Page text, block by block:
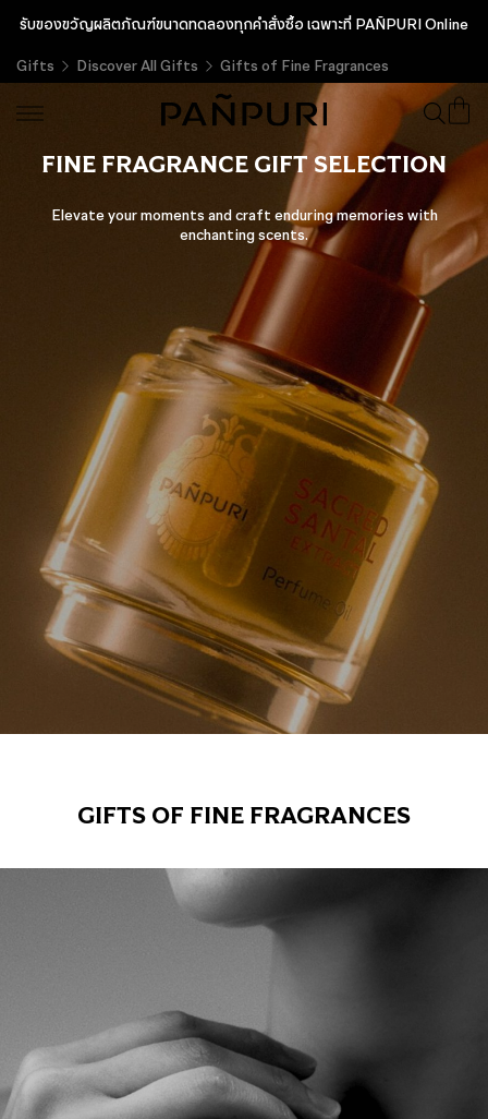
รับของขวัญผลิตภัณฑ์ขนาดทดลองทุกคำสั่งซื้อ เฉพาะที่ PAÑPURI Online
Gifts
Discover All Gifts Gifts of Fine Fragrances
FINE FRAGRANCE GIFT SELECTION
Elevate your moments and craft enduring memories with
enchanting scents.
GIFTS OF FINE FRAGRANCES